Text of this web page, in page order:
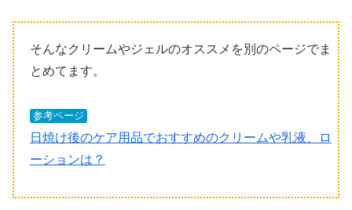
そんなクリームやジェルのオススメを別のページでま
とめてます。
参考ページ
日焼け後のケア用品でおすすめのクリームや乳液、ロ
ーションは？